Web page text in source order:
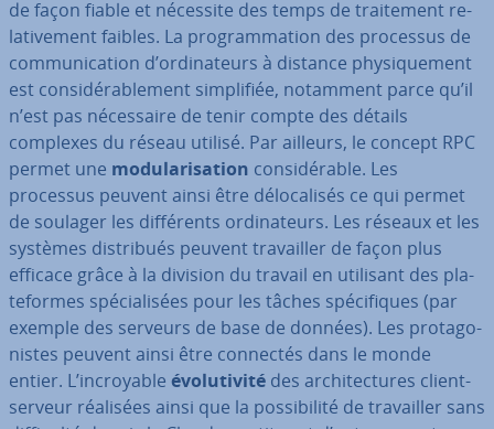
de façon fiable et nécessite des temps de trai­te­ment re­
la­ti­ve­ment faibles. La pro­gram­ma­tion des processus de
com­mu­ni­ca­tion d’or­di­na­teurs à distance phy­si­que­ment
est con­si­dé­ra­ble­ment sim­pli­fiée, notamment parce qu’il
n’est pas né­ces­saire de tenir compte des détails
complexes du réseau utilisé. Par ailleurs, le concept RPC
permet une mo­du­la­ri­sa­tion con­si­dé­rable. Les
processus peuvent ainsi être dé­lo­ca­li­sés ce qui permet
de soulager les dif­fé­rents or­di­na­teurs. Les réseaux et les
systèmes dis­tri­bués peuvent tra­vail­ler de façon plus
efficace grâce à la division du travail en utilisant des pla­
te­formes spé­cia­li­sées pour les tâches spé­ci­fiques (par
exemple des serveurs de base de données). Les pro­ta­go­
nistes peuvent ainsi être connectés dans le monde
entier. L’in­croyable évo­lu­ti­vité des ar­chi­tec­tures client-
serveur réalisées ainsi que la pos­si­bi­lité de tra­vail­ler sans